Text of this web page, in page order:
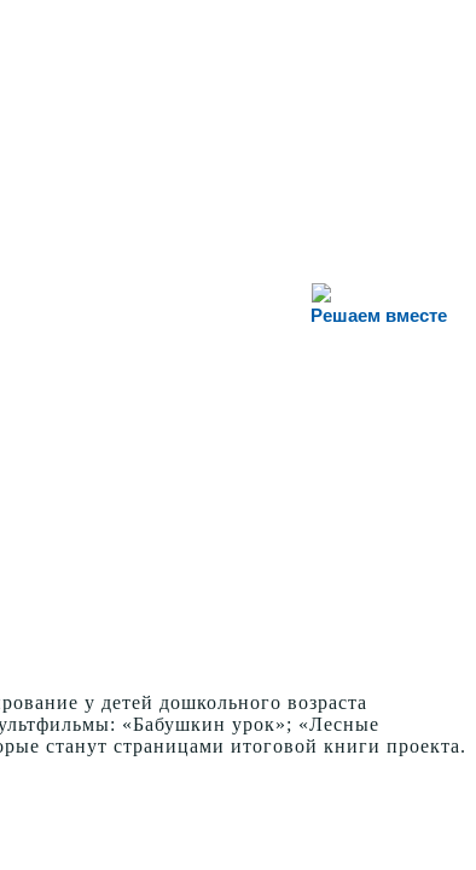
Решаем вместе
у детей дошкольного возраста
«Бабушкин урок»; «Лесные
станут страницами итоговой книги проекта.